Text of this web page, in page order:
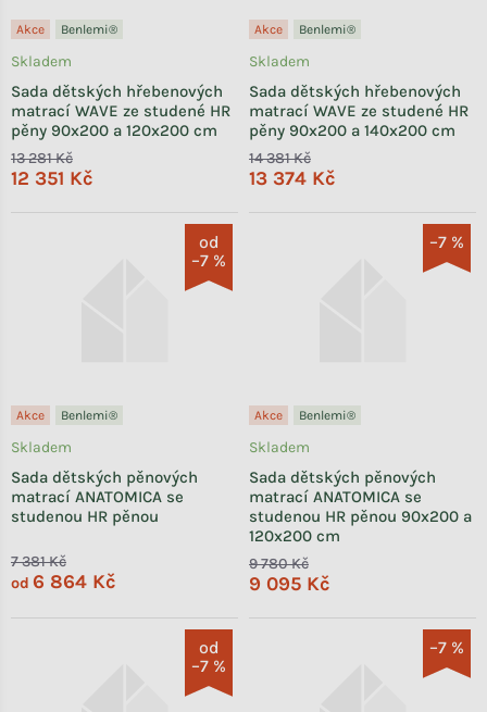
Akce Benlemi®
Sada dětských hřebenových
matrací WAVE ze studené HR
pěny 90x200 a 120x200 cm
Skladem
13 281 Kč
12 351 Kč
Akce Benlemi®
Sada dětských hřebenových
matrací WAVE ze studené HR
pěny 90x200 a 140x200 cm
Skladem
14 381 Kč
13 374 Kč
od
–7 %
Akce Benlemi®
Sada dětských pěnových
matrací ANATOMICA se
studenou HR pěnou
Skladem
7 381 Kč
od 6 864 Kč
–7 %
Akce Benlemi®
Sada dětských pěnových
matrací ANATOMICA se
studenou HR pěnou 90x200 a
120x200 cm
Skladem
9 780 Kč
9 095 Kč
od
–7 %
–7 %